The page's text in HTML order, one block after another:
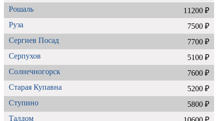
Рошаль
11200 ₽
Руза
7500 ₽
Сергиев Посад
7700 ₽
Серпухов
5100 ₽
Солнечногорск
7600 ₽
Старая Купавна
5200 ₽
Ступино
5800 ₽
Талдом